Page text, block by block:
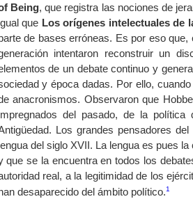
Being, que registra las nociones de
que Los orígenes intelectuales de
de bases erróneas. Es por eso
intentaron reconstruir un
de un debate continuo y
y época dadas. Por ello,
anacronismos. Observaron que
del pasado, de la
Los grandes pensadores
del siglo XVII. La lengua es pues
que se la encuentra en todos los
real, a la legitimidad de los
desaparecido del ámbito político.1